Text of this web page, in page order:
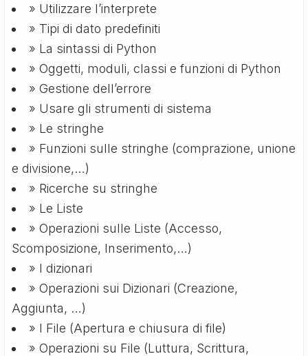
» Utilizzare l’interprete
» Tipi di dato predefiniti
» La sintassi di Python
» Oggetti, moduli, classi e funzioni di Python
» Gestione dell’errore
» Usare gli strumenti di sistema
» Le stringhe
» Funzioni sulle stringhe (comprazione, unione
e divisione,…)
» Ricerche su stringhe
» Le Liste
» Operazioni sulle Liste (Accesso,
Scomposizione, Inserimento,…)
» I dizionari
» Operazioni sui Dizionari (Creazione,
Aggiunta, …)
» I File (Apertura e chiusura di file)
» Operazioni su File (Luttura, Scrittura,